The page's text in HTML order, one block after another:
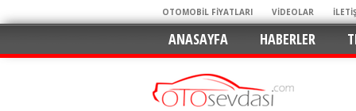
OTOMOBİL FİYATLARI VİDEOLAR
ANASAYFA HABERLER